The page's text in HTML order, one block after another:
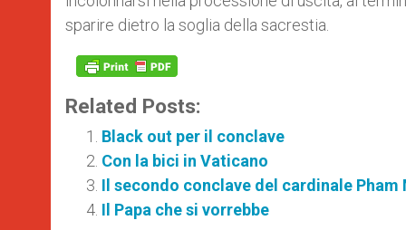
sparire dietro la soglia della sacrestia.
Related Posts:
Black out per il conclave
Con la bici in Vaticano
Il secondo conclave del cardinale Pham
Il Papa che si vorrebbe